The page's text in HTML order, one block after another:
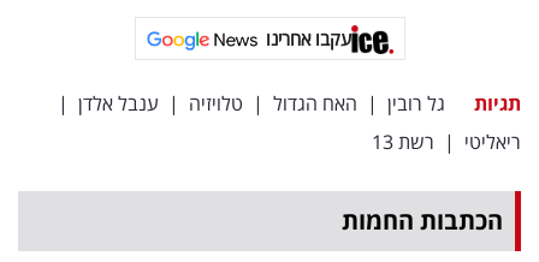
עקבו אחרינו
תגיות גל רובין | האח הגדול | טלויזיה | ענבל אלדן |
ריאליטי | רשת 13
הכתבות החמות